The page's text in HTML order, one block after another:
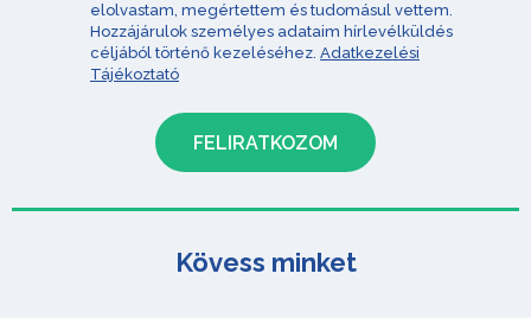
elolvastam, megértettem és tudomásul vettem.
Hozzájárulok személyes adataim hírlevélküldés
céljából történő kezeléséhez. Adatkezelési
Tájékoztató
Kövess minket